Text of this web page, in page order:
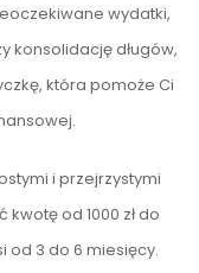
wydatki,
konsolidację długów,
która pomoże Ci
i przejrzystymi
od 1000 zł do
od 3 do 6 miesięcy.